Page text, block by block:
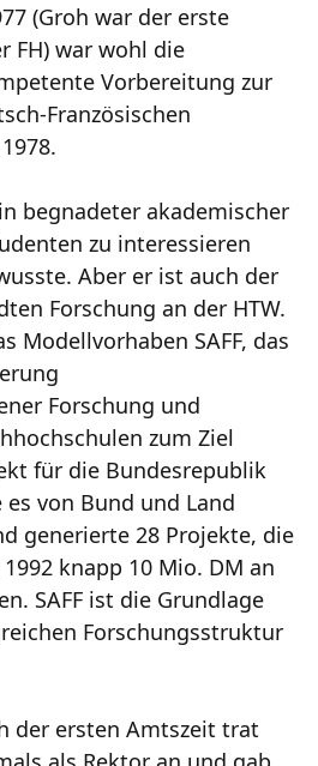
(Groh war der erste
FH) war wohl die
Vorbereitung zur
Französischen
begnadeter akademischer
zu interessieren
Aber er ist auch der
Forschung an der HTW.
Modellvorhaben SAFF, das
Forschung und
zum Ziel
für die Bundesrepublik
von Bund und Land
generierte 28 Projekte, die
knapp 10 Mio. DM an
SAFF ist die Grundlage
Forschungsstruktur
der ersten Amtszeit trat